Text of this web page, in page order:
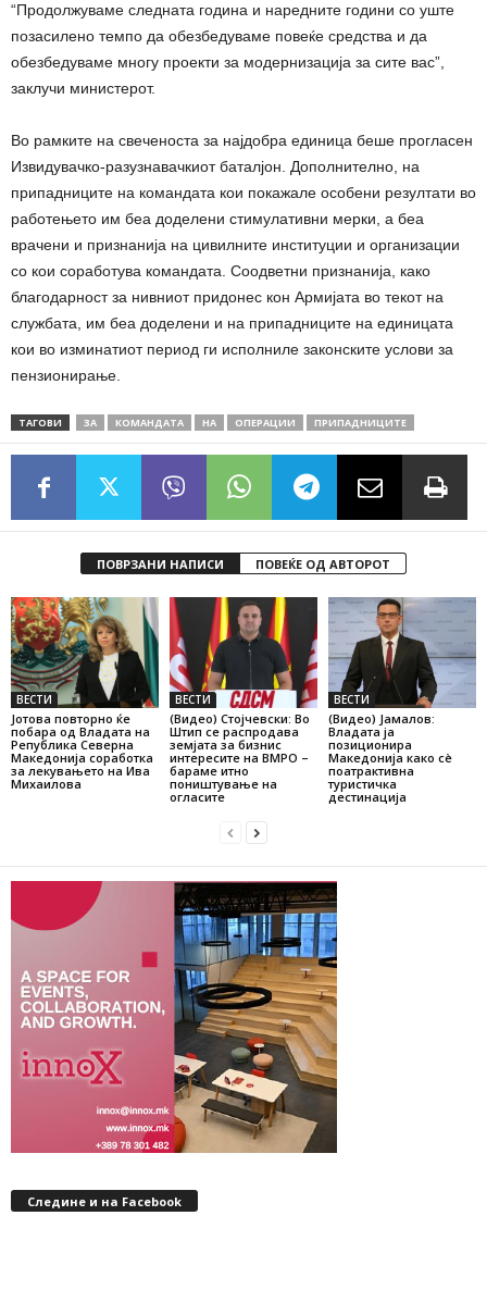
“Продолжуваме следната година и наредните години со уште
позасилено темпо да обезбедуваме повеќе средства и да
обезбедуваме многу проекти за модернизација за сите вас”,
заклучи министерот.
Во рамките на свеченоста за најдобра единица беше прогласен
Извидувачко-разузнавачкиот баталјон. Дополнително, на
припадниците на командата кои покажале особени резултати во
работењето им беа доделени стимулативни мерки, а беа
врачени и признанија на цивилните институции и организации
со кои соработува командата. Соодветни признанија, како
благодарност за нивниот придонес кон Армијата во текот на
службата, им беа доделени и на припадниците на единицата
кои во изминатиот период ги исполниле законските услови за
пензионирање.
ТАГОВИ ЗА КОМАНДАТА НА ОПЕРАЦИИ ПРИПАДНИЦИТЕ
ПОВРЗАНИ НАПИСИ ПОВЕЌЕ ОД АВТОРОТ
ВЕСТИ
Јотова повторно ќе
побара од Владата на
Република Северна
Македонија соработка
за лекувањето на Ива
Михаилова
ВЕСТИ
(Видео) Стојчевски: Во
Штип се распродава
земјата за бизнис
интересите на ВМРО –
бараме итно
поништување на
огласите
ВЕСТИ
(Видео) Јамалов:
Владата ја
позиционира
Македонија како сè
поатрактивна
туристичка
дестинација
Следине и на Facebook